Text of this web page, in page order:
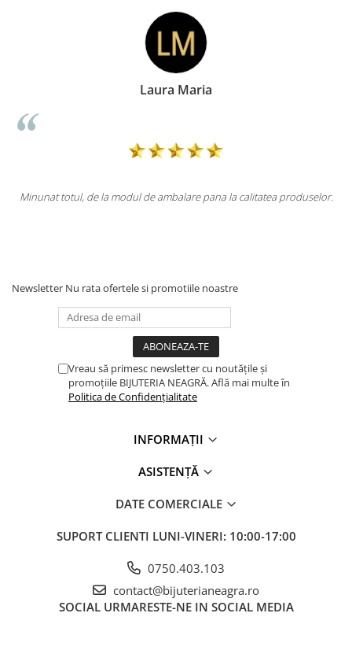
Laura Maria
Minunat totul, de la modul de ambalare pana la calitatea produselor.
Newsletter Nu rata ofertele si promotiile noastre
Vreau să primesc newsletter cu noutățile și
promoțiile BIJUTERIA NEAGRĂ. Află mai multe în
Politica de Confidențialitate
INFORMAȚII
ASISTENȚĂ
DATE COMERCIALE
SUPORT CLIENTI LUNI-VINERI: 10:00-17:00
0750.403.103
contact@bijuterianeagra.ro
SOCIAL URMARESTE-NE IN SOCIAL MEDIA